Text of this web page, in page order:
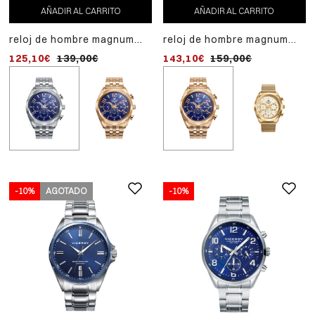
AÑADIR AL CARRITO
reloj de hombre magnum
125,10€ 139,00€
AÑADIR AL CARRITO
reloj de hombre magnum
dorado
143,10€ 159,00€
-10% AGOTADO -10%